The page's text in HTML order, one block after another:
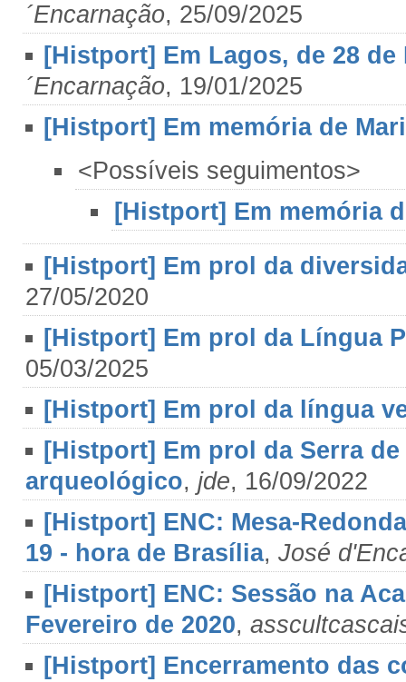
´Encarnação, 25/09/2025
[Histport] Em Lagos, de 28
´Encarnação, 19/01/2025
[Histport] Em memória de
<Possíveis seguimentos>
[Histport] Em memória
[Histport] Em prol da
27/05/2020
[Histport] Em prol da Língua
05/03/2025
[Histport] Em prol da língua
[Histport] Em prol da Serra
arqueológico, jde, 16/09/2022
[Histport] ENC: Mesa-
19 - hora de Brasília, José
[Histport] ENC: Sessão na
Fevereiro de 2020,
[Histport] Encerramento das